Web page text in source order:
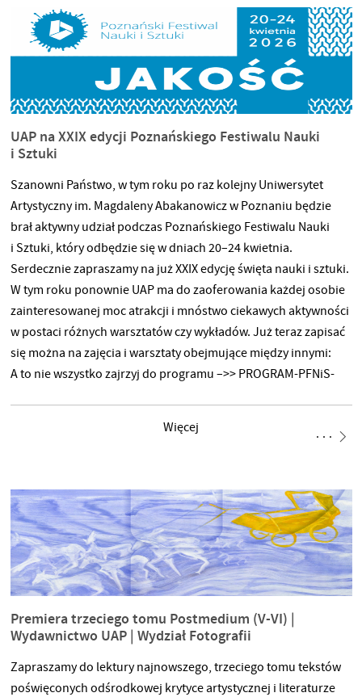
Akademia Sztuk Pięknych w GdańskuJakub Matusewicz,
Uniwersytet Artystyczny im. Magdaleny Abakanowicz
w PoznaniuJeremi Nowiński, Akademia Sztuk Pięknych
w WarszawieLubosław Pirjankow, Uniwersytet Artystyczny im.
Magdaleny
UAP na XXIX edycji Poznańskiego Festiwalu Nauki
i Sztuki
Szanowni Państwo, w tym roku po raz kolejny Uniwersytet
Artystyczny im. Magdaleny Abakanowicz w Poznaniu będzie
brał aktywny udział podczas Poznańskiego Festiwalu Nauki
i Sztuki, który odbędzie się w dniach 20–24 kwietnia.
Serdecznie zapraszamy na już XXIX edycję święta nauki i sztuki.
W tym roku ponownie UAP ma do zaoferowania każdej osobie
zainteresowanej moc atrakcji i mnóstwo ciekawych aktywności
w postaci różnych warsztatów czy wykładów. Już teraz zapisać
się można na zajęcia i warsztaty obejmujące między innymi:
A to nie wszystko zajrzyj do programu –>> PROGRAM-PFNiS-
Więcej
Premiera trzeciego tomu Postmedium (V-VI) |
Wydawnictwo UAP | Wydział Fotografii
Zapraszamy do lektury najnowszego, trzeciego tomu tekstów
poświęconych odśrodkowej krytyce artystycznej i literaturze